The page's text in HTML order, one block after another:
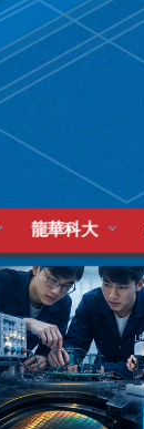
龍華科大